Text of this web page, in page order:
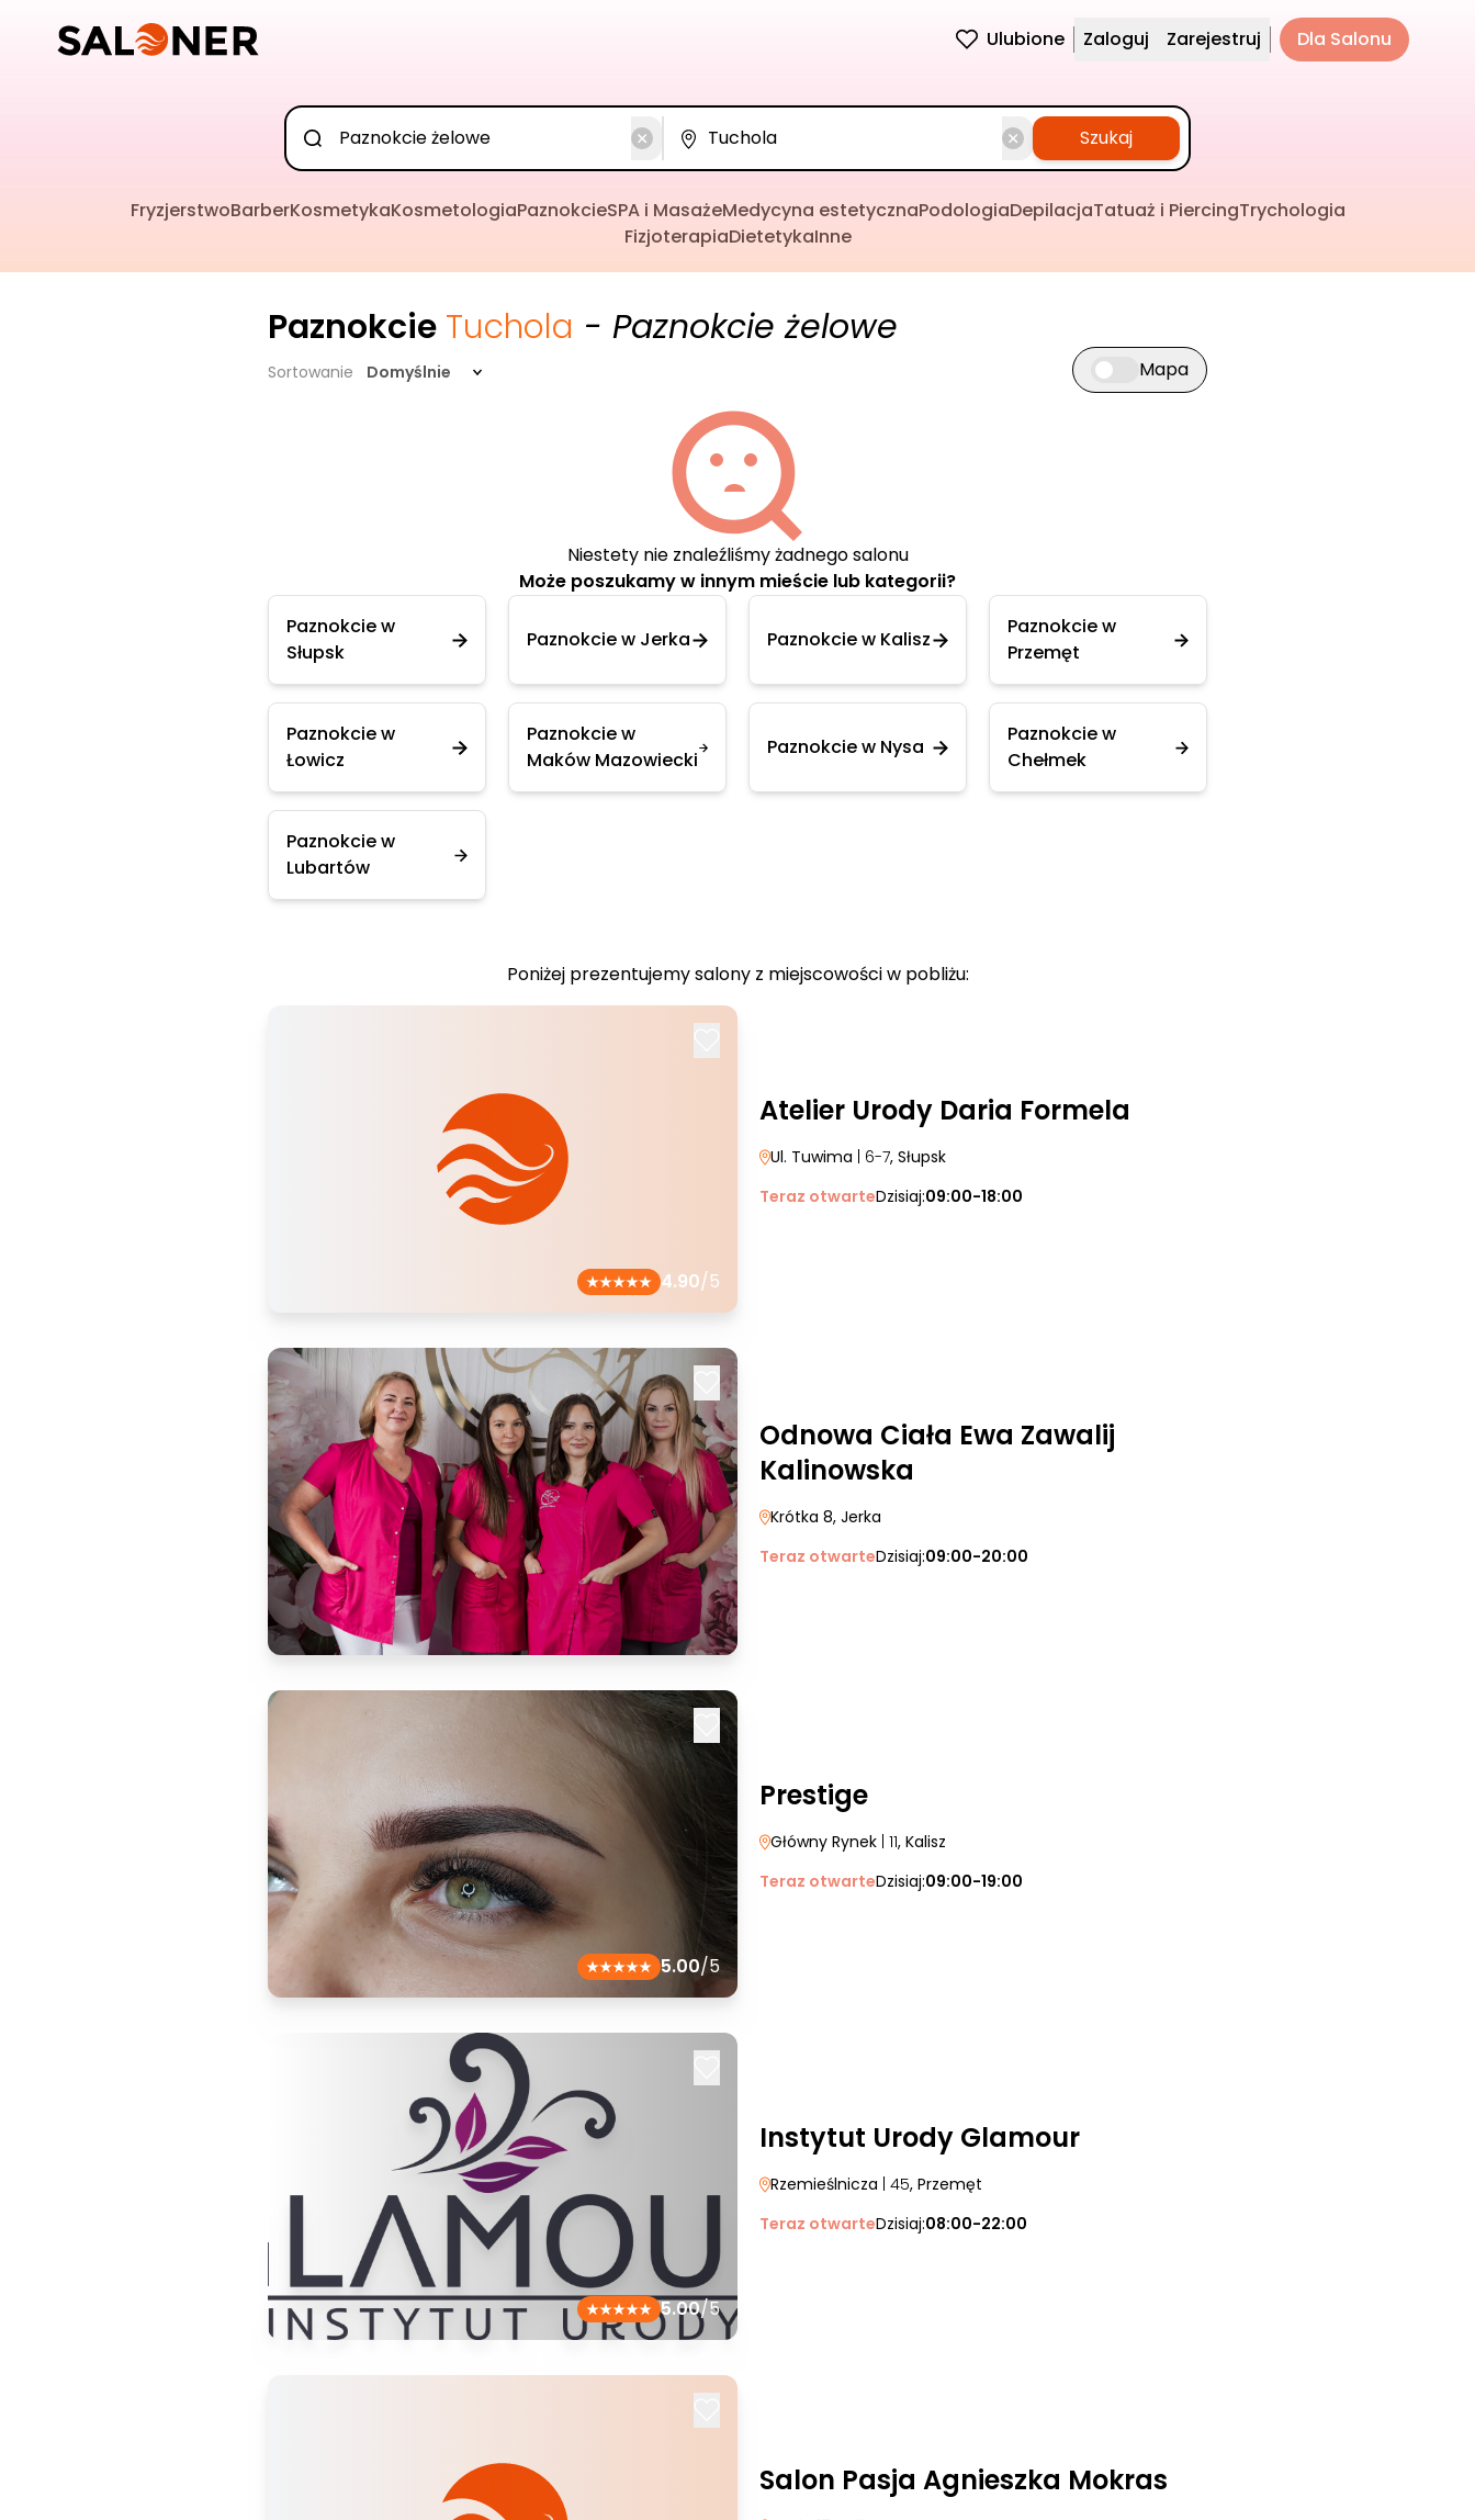
Ulubione Zaloguj Zarejestruj Dla Salonu
Szukaj
FryzjerstwoBarberKosmetykaKosmetologiaPaznokcieSPA i MasażeMedycyna estetycznaPodologiaDepilacjaTatuaż i PiercingTrychologia
FizjoterapiaDietetykaInne
Paznokcie Tuchola - Paznokcie żelowe
Sortowanie Domyślnie Przełącz widok mapy
Mapa
Niestety nie znaleźliśmy żadnego salonu
Może poszukamy w innym mieście lub kategorii?
Paznokcie w
Słupsk
Paznokcie w Jerka Paznokcie w Kalisz
Paznokcie w
Przemęt
Paznokcie w
Łowicz
Paznokcie w
Maków Mazowiecki
Paznokcie w Nysa
Paznokcie w
Chełmek
Paznokcie w
Lubartów
Poniżej prezentujemy salony z miejscowości w pobliżu:
4.90/5
Atelier Urody Daria Formela
Ul. Tuwima | 6-7, Słupsk
Teraz otwarteDzisiaj:09:00-18:00
Odnowa Ciała Ewa Zawalij
Kalinowska
Krótka 8, Jerka
Teraz otwarteDzisiaj:09:00-20:00
5.00/5
Prestige
Główny Rynek | 11, Kalisz
Teraz otwarteDzisiaj:09:00-19:00
5.00/5
Instytut Urody Glamour
Rzemieślnicza | 45, Przemęt
Teraz otwarteDzisiaj:08:00-22:00
Salon Pasja Agnieszka Mokras